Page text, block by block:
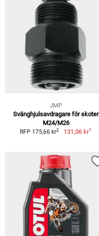
JMP
Svänghjulsavdragare för skoter
M24/M26
RFP 175,66 kr2 131,06 kr1